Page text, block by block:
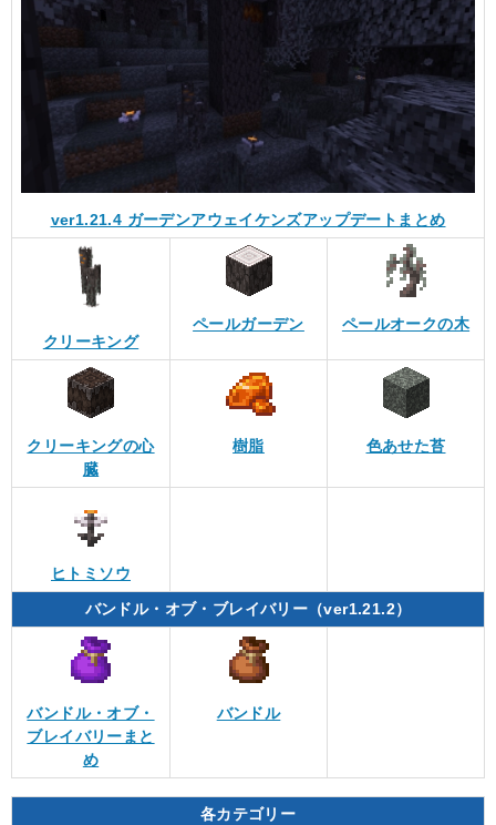
ver1.21.4 ガーデンアウェイケンズアップデートまとめ
クリーキング
ペールガーデン ペールオークの木
クリーキングの心
臓
樹脂 色あせた苔
ヒトミソウ
バンドル・オブ・ブレイバリー（ver1.21.2）
バンドル・オブ・
ブレイバリーまと
め
バンドル
各カテゴリー